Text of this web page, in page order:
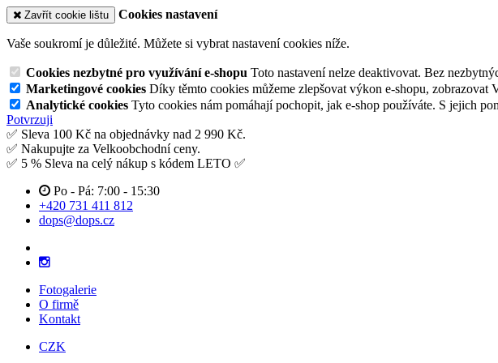
Zavřít cookie lištu Cookies nastavení
Vaše soukromí je důležité. Můžete si vybrat nastavení cookies níže.
Cookies nezbytné pro využívání e-shopu Toto nastavení nelze deaktivovat. Bez
Marketingové cookies Díky těmto cookies můžeme zlepšovat výkon e-shopu,
Analytické cookies Tyto cookies nám pomáhají pochopit, jak e-shop používáte. S jejich
Potvrzuji
✅ Sleva 100 Kč na objednávky nad 2 990 Kč.
✅ Nakupujte za Velkoobchodní ceny.
✅ 5 % Sleva na celý nákup s kódem LETO ✅
Po - Pá: 7:00 - 15:30
+420 731 411 812
dops@dops.cz
Fotogalerie
O firmě
Kontakt
CZK